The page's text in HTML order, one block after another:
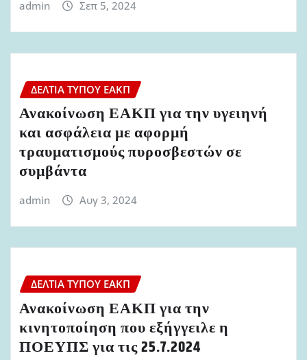
admin Σεπ 5, 2024
ΔΕΛΤΊΑ ΤΎΠΟΥ ΕΑΚΠ
Ανακοίνωση ΕΑΚΠ για την υγειηνή
και ασφάλεια με αφορμή
τραυματισμούς πυροσβεστών σε
συμβάντα
admin Αυγ 3, 2024
ΔΕΛΤΊΑ ΤΎΠΟΥ ΕΑΚΠ
Ανακοίνωση ΕΑΚΠ για την
κινητοποίηση που εξήγγειλε η
ΠΟΕΥΠΣ για τις 25.7.2024